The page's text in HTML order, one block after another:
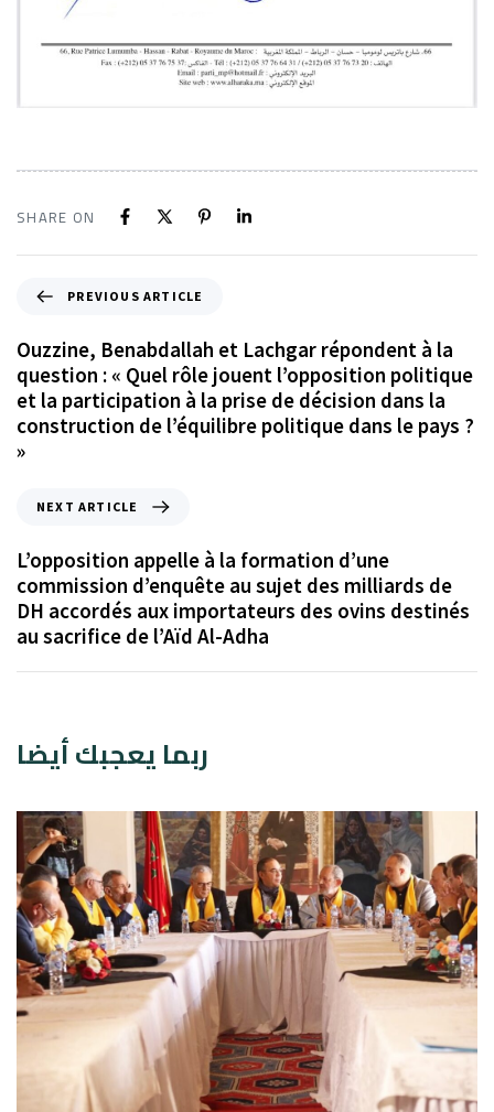
SHARE ON
PREVIOUS ARTICLE
Ouzzine, Benabdallah et Lachgar répondent à la
question : « Quel rôle jouent l’opposition politique
et la participation à la prise de décision dans la
construction de l’équilibre politique dans le pays ?
»
NEXT ARTICLE
L’opposition appelle à la formation d’une
commission d’enquête au sujet des milliards de
DH accordés aux importateurs des ovins destinés
au sacrifice de l’Aïd Al-Adha
ربما يعجبك أيضا